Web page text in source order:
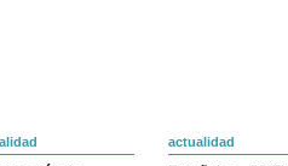
actualidad